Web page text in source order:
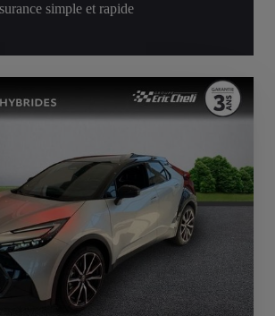
simple et rapide